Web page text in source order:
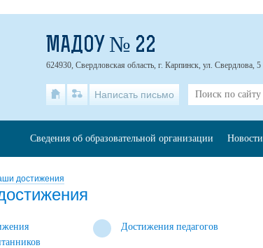
достижения
Достижения педагогов
МАДОУ № 22
624930, Свердловская область, г. Карпинск, ул. Свердлова, 5
Написать письмо
Сведения об образовательной организации Новости